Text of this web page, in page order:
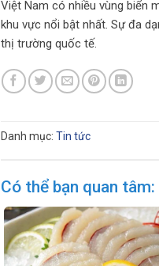
Việt Nam có nhiều vùng biển
khu vực nổi bật nhất. Sự đa
thị trường quốc tế.
Danh mục: Tin tức
Có thể bạn quan tâm: